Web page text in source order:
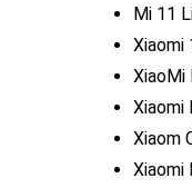
Mi 11
XiaoMi
Xiaomi
Xiaom
Xiaomi